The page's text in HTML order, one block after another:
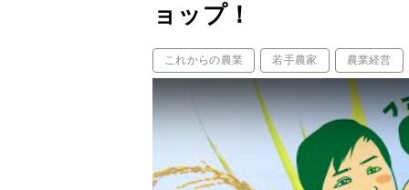
ョップ！
これからの農業 若手農家 農業経営